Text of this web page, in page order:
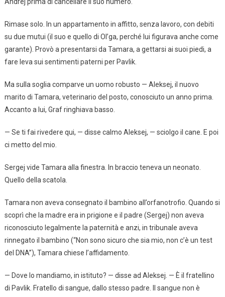
Rimase solo. In un appartamento in affitto, senza lavoro, con debiti
su due mutui (il suo e quello di Ol’ga, perché lui figurava anche come
garante). Provò a presentarsi da Tamara, a gettarsi ai suoi piedi, a
fare leva sui sentimenti paterni per Pavlik.
Ma sulla soglia comparve un uomo robusto — Aleksej, il nuovo
marito di Tamara, veterinario del posto, conosciuto un anno prima.
Accanto a lui, Graf ringhiava basso.
— Se ti fai rivedere qui, — disse calmo Aleksej, — sciolgo il cane. E poi
ci metto del mio.
Sergej vide Tamara alla finestra. In braccio teneva un neonato.
Quello della scatola.
Tamara non aveva consegnato il bambino all’orfanotrofio. Quando si
scoprì che la madre era in prigione e il padre (Sergej) non aveva
riconosciuto legalmente la paternità e anzi, in tribunale aveva
rinnegato il bambino (“Non sono sicuro che sia mio, non c’è un test
del DNA”), Tamara chiese l’affidamento.
— Dove lo mandiamo, in istituto? — disse ad Aleksej. — È il fratellino
di Pavlik. Fratello di sangue, dallo stesso padre. Il sangue non è